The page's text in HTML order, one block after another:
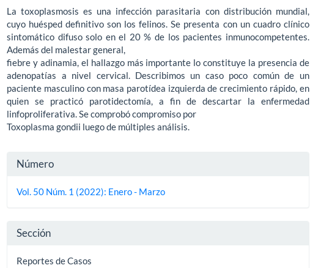
La toxoplasmosis es una infección parasitaria con distribución mundial,
cuyo huésped definitivo son los felinos. Se presenta con un cuadro clínico
sintomático difuso solo en el 20 % de los pacientes inmunocompetentes.
Además del malestar general,
fiebre y adinamia, el hallazgo más importante lo constituye la presencia de
adenopatías a nivel cervical. Describimos un caso poco común de un
paciente masculino con masa parotídea izquierda de crecimiento rápido, en
quien se practicó parotidectomía, a fin de descartar la enfermedad
linfoproliferativa. Se comprobó compromiso por
Toxoplasma gondii luego de múltiples análisis.
Detalles
del
Número
Vol. 50 Núm. 1 (2022): Enero - Marzo
Sección
Reportes de Casos